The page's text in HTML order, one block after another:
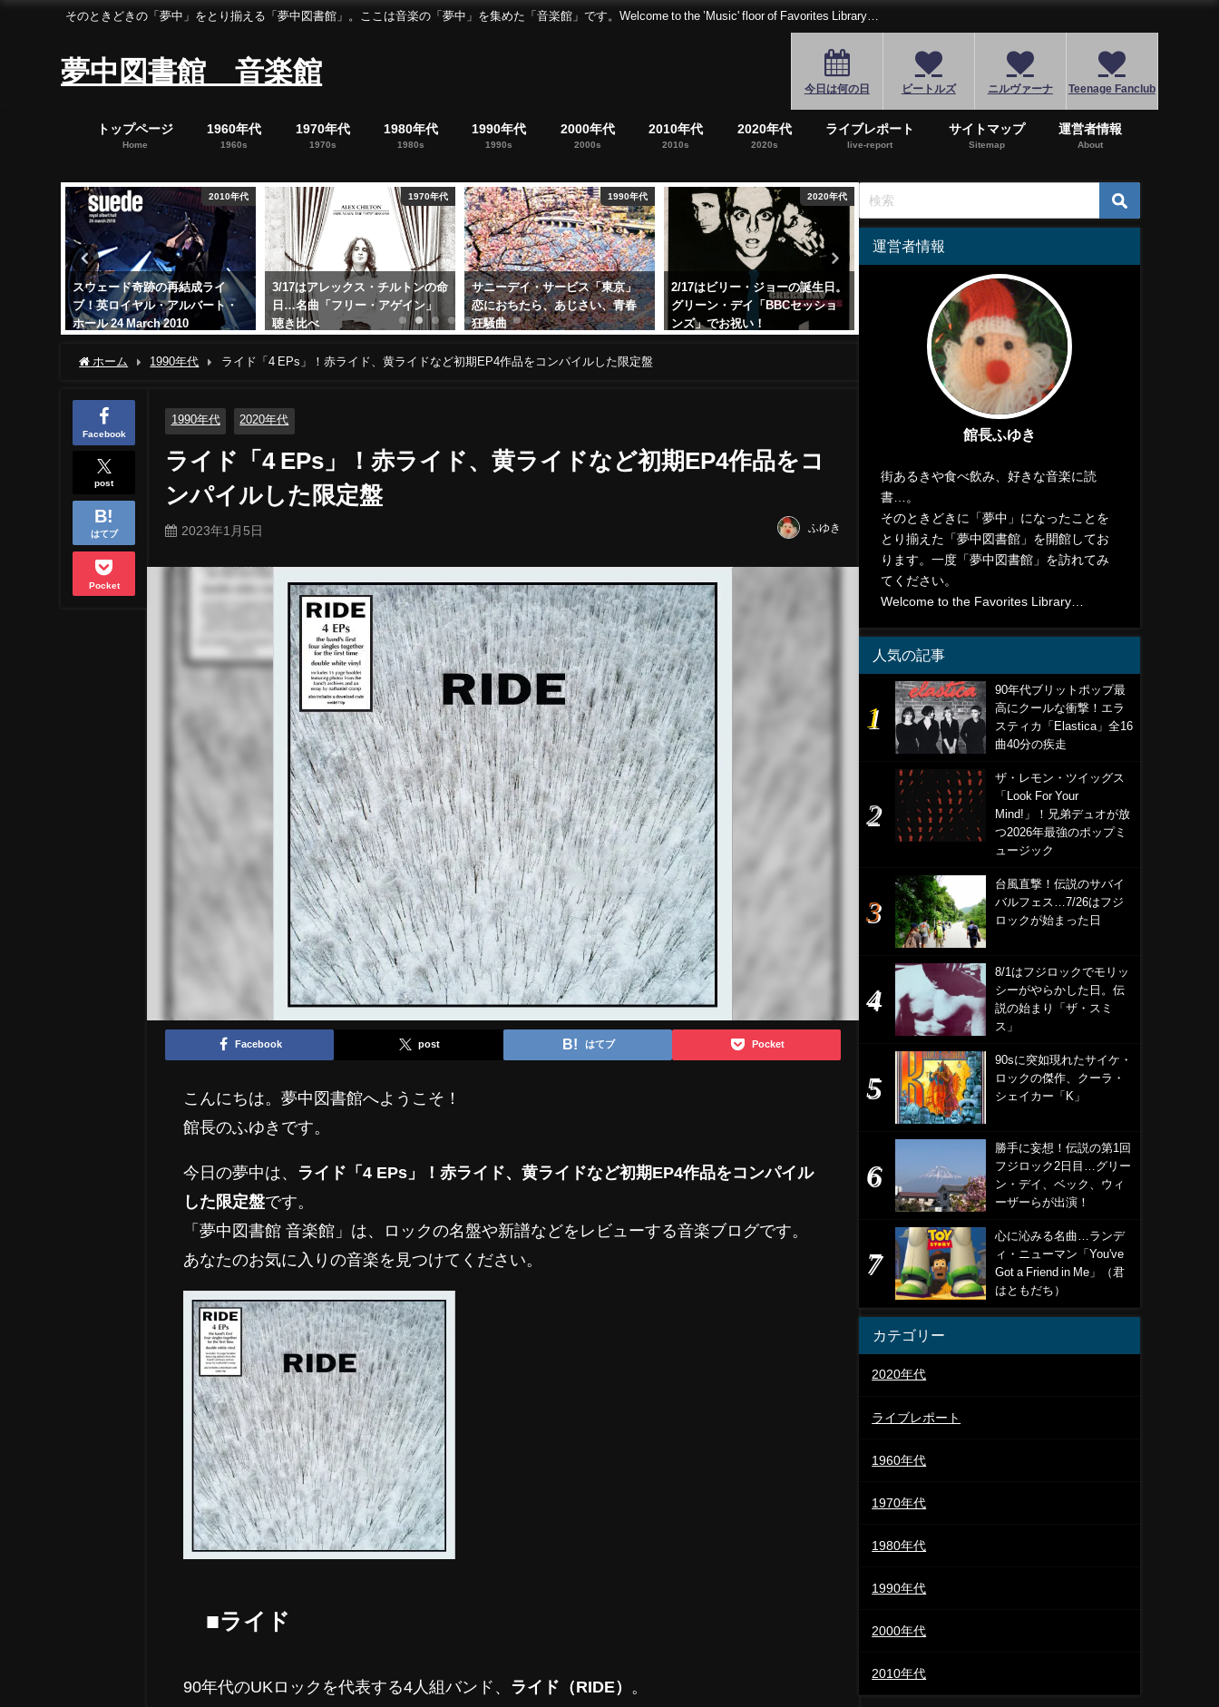
そのときどきの「夢中」をとり揃える「夢中図書館」。ここは音楽の「夢中」を集めた「音楽館」です。Welcome to the ’Music' floor of Favorites Library…
夢中図書館 音楽館
今日は何の日 ビートルズ ニルヴァーナ Teenage Fanclub
トップページ
Home
1960年代
1960s
1970年代
1970s
1980年代
1980s
1990年代
1990s
2000年代
2000s
2010年代
2010s
2020年代
2020s
ライブレポート
live-report
サイトマップ
Sitemap
運営者情報
About
1970年代
3/17はアレックス・チルトンの命
日…名曲「フリー・アゲイン」
聴き比べ
1990年代
サニーデイ・サービス「東京」
恋におちたら、あじさい、青春
狂騒曲
2020年代
2/17はビリー・ジョーの誕生日。
グリーン・デイ「BBCセッショ
ンズ」でお祝い！
1990年代
泥だらけの土手から…ニルヴァ
ーナ伝説のライブ盤「フロム・
ザ・マディ・バンクス・オブ・
バンド結成30周年スピッツ
「CYCLE HIT」！色あせない青
春のメロディをいつまでも…
2017年12月21日
ホーム 1990年代 ライド「4 EPs」！赤ライド、黄ライドなど初期EP4作品をコンパイルした限定盤
Facebook
post
はてブ
Pocket
1990年代 2020年代
ライド「4 EPs」！赤ライド、黄ライドなど初期EP4作品をコ
ンパイルした限定盤
2023年1月5日 ふゆき
Facebook post はてブ Pocket
こんにちは。夢中図書館へようこそ！
館長のふゆきです。
今日の夢中は、 ライド「4 EPs」！赤ライド、黄ライドなど初期EP4作品をコンパイル
した限定盤です。
「夢中図書館 音楽館」は、ロックの名盤や新譜などをレビューする音楽ブログです。
あなたのお気に入りの音楽を見つけてください。
■ライド
90年代のUKロックを代表する4人組バンド、 ライド（RIDE） 。
運営者情報
館長ふゆき
街あるきや食べ飲み、好きな音楽に読
書…。
そのときどきに「夢中」になったことを
とり揃えた「夢中図書館」を開館してお
ります。一度「夢中図書館」を訪れてみ
てください。
Welcome to the Favorites Library…
人気の記事
90年代ブリットポップ最
高にクールな衝撃！エラ
スティカ「Elastica」全16
曲40分の疾走
ザ・レモン・ツイッグス
「Look For Your
Mind!」！兄弟デュオが放
つ2026年最強のポップミ
ュージック
台風直撃！伝説のサバイ
バルフェス…7/26はフジ
ロックが始まった日
8/1はフジロックでモリッ
シーがやらかした日。伝
説の始まり「ザ・スミ
ス」
90sに突如現れたサイケ・
ロックの傑作、クーラ・
シェイカー「K」
勝手に妄想！伝説の第1回
フジロック2日目…グリー
ン・デイ、ベック、ウィ
ーザーらが出演！
心に沁みる名曲…ランデ
ィ・ニューマン「You've
Got a Friend in Me」（君
はともだち）
カテゴリー
2020年代
ライブレポート
1960年代
1970年代
1980年代
1990年代
2000年代
2010年代